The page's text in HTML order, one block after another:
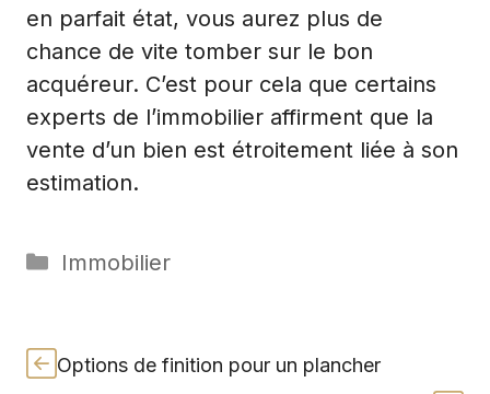
en parfait état, vous aurez plus de
chance de vite tomber sur le bon
acquéreur. C’est pour cela que certains
experts de l’immobilier affirment que la
vente d’un bien est étroitement liée à son
estimation.
Catégories
Immobilier
Options de finition pour un plancher